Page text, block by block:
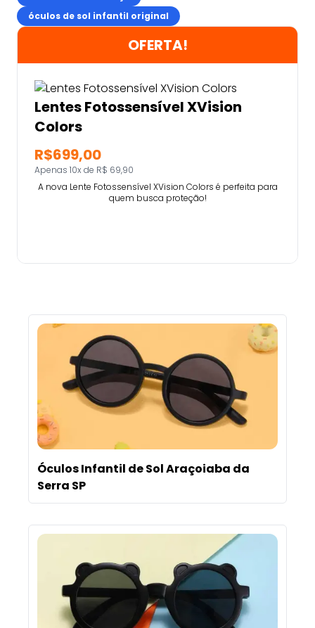
óculos de sol infantil original
OFERTA!
Lentes Fotossensível XVision
Colors
R$699,00
Apenas 10x de R$ 69,90
A nova Lente Fotossensível XVision Colors é perfeita para
quem busca proteção!
Óculos Infantil de Sol Araçoiaba da
Serra SP